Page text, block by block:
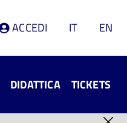
ACCEDI IT EN
DIDATTICA TICKETS